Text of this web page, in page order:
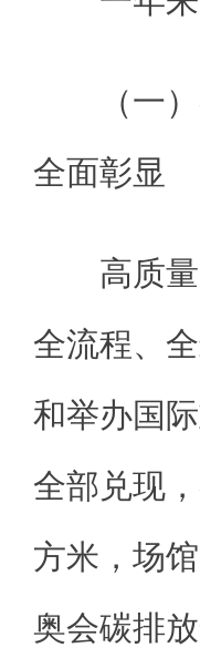
（一）冬
全面彰显
高质量
全流程、
和举办国
全部兑现
方米，场
奥会碳排